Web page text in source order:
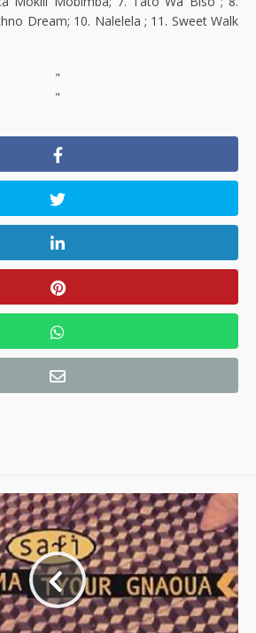
Dream; 10. Nalelela ; 11. Sweet Walk
"
"